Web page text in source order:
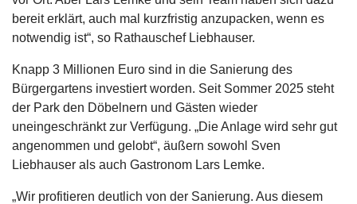
bereit erklärt, auch mal kurzfristig anzupacken, wenn es
notwendig ist“, so Rathauschef Liebhauser.
Knapp 3 Millionen Euro sind in die Sanierung des
Bürgergartens investiert worden. Seit Sommer 2025 steht
der Park den Döbelnern und Gästen wieder
uneingeschränkt zur Verfügung. „Die Anlage wird sehr gut
angenommen und gelobt“, äußern sowohl Sven
Liebhauser als auch Gastronom Lars Lemke.
„Wir profitieren deutlich von der Sanierung. Aus diesem